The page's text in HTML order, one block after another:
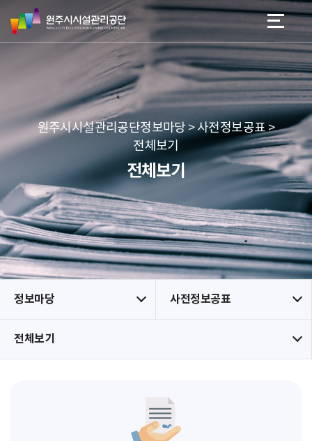
네
본문 바로가기
메뉴 바로가기
원
주
시
리
공
단
원주시시설관리공단정보마당 > 사전정보공표 >
전체보기
전체보기
정보마당 사전정보공표
전체보기